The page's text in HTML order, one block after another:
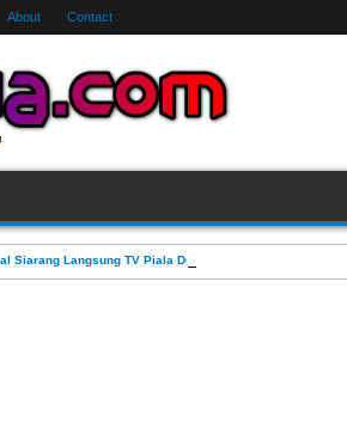
About Contact
Siarang Langsung TV Piala Dunia FIFA 2026